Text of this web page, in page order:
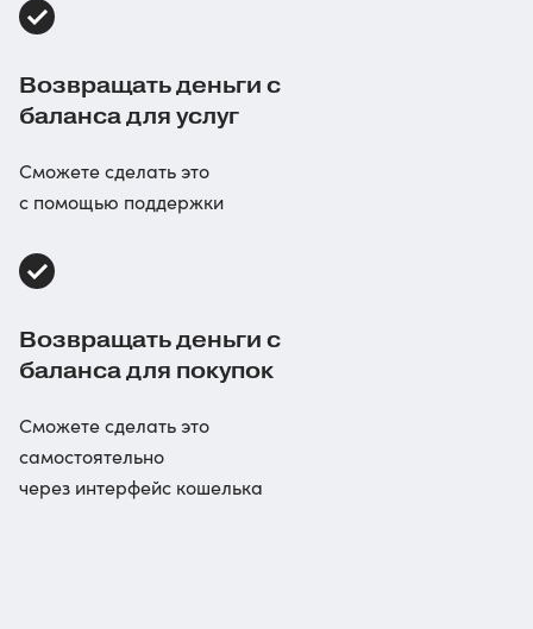
Возвращать деньги с
баланса для услуг
Сможете сделать это
с помощью поддержки
Возвращать деньги с
баланса для покупок
Сможете сделать это
самостоятельно
через интерфейс кошелька